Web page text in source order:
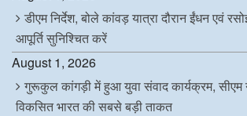
डीएम निर्देश, बोले कांवड़ यात्रा दौरान ईंधन एवं
आपूर्ति सुनिश्चित करें
August 1, 2026
गुरूकुल कांगड़ी में हुआ युवा संवाद कार्यक्रम, सीएम
विकसित भारत की सबसे बड़ी ताकत